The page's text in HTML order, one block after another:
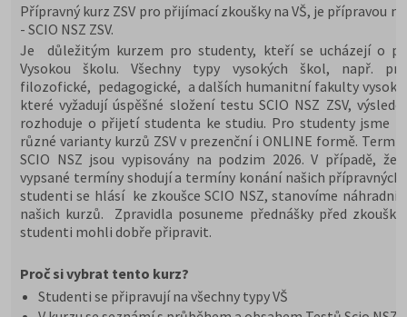
Přípravný kurz ZSV pro přijímací zkoušky na VŠ, je přípravou
- SCIO NSZ ZSV.
Je důležitým kurzem pro studenty, kteří se ucházejí o
Vysokou školu. Všechny typy vysokých škol, např.
filozofické, pedagogické, a dalších humanitní fakulty
které vyžadují úspěšné složení testu SCIO NSZ ZSV,
rozhoduje o přijetí studenta ke studiu. Pro studenty jsme
různé varianty kurzů ZSV v prezenční i ONLINE formě.
SCIO NSZ jsou vypisovány na podzim 2026. V případě,
vypsané termíny shodují a termíny konání našich přípravných
studenti se hlásí ke zkoušce SCIO NSZ, stanovíme náhradní
našich kurzů. Zpravidla posuneme přednášky před
studenti mohli dobře připravit.
Proč si vybrat tento kurz?
Studenti se připravují na všechny typy VŠ